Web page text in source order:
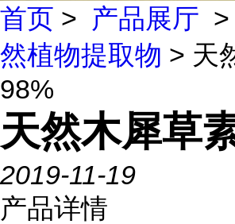
首页 > 产品展厅 >
然植物提取物 > 天
98%
天然木犀草
2019-11-19
产品详情